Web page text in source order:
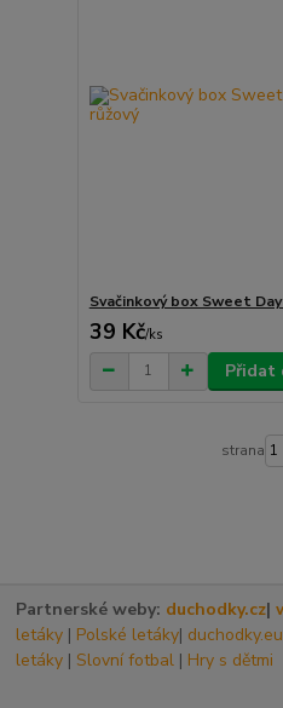
Svačinkový box Sweet
39 Kč/ks
Přidat
strana
Partnerské weby: duchodky.cz|
letáky | Polské letáky| duchodky.eu
letáky | Slovní fotbal | Hry s dětmi